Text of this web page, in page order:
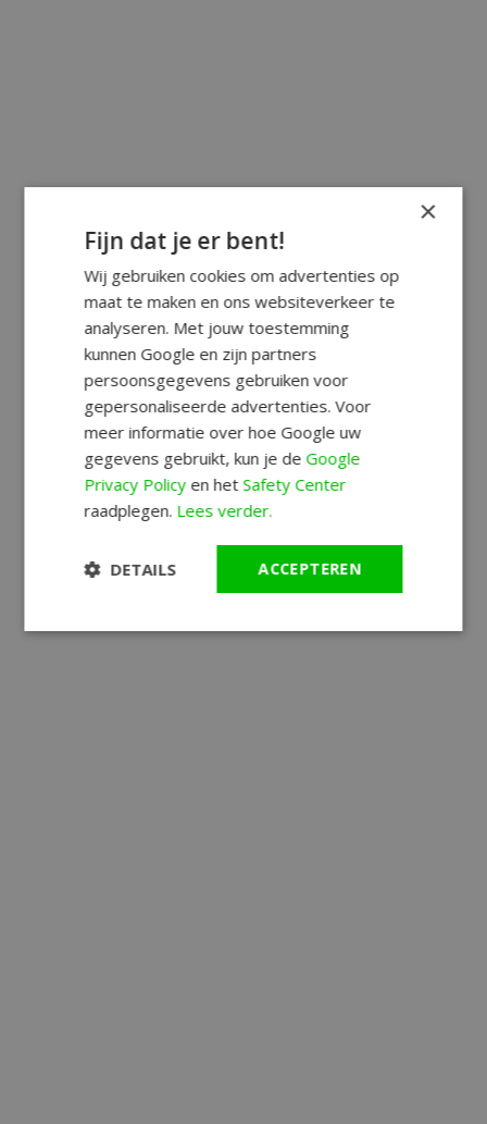
×
Fijn dat je er bent!
Wij gebruiken cookies om advertenties op
maat te maken en ons websiteverkeer te
analyseren. Met jouw toestemming
kunnen Google en zijn partners
persoonsgegevens gebruiken voor
gepersonaliseerde advertenties. Voor
meer informatie over hoe Google uw
gegevens gebruikt, kun je deGoogle
Privacy Policyen hetSafety Center
raadplegen. Lees verder.
ACCEPTEREN
DETAILS